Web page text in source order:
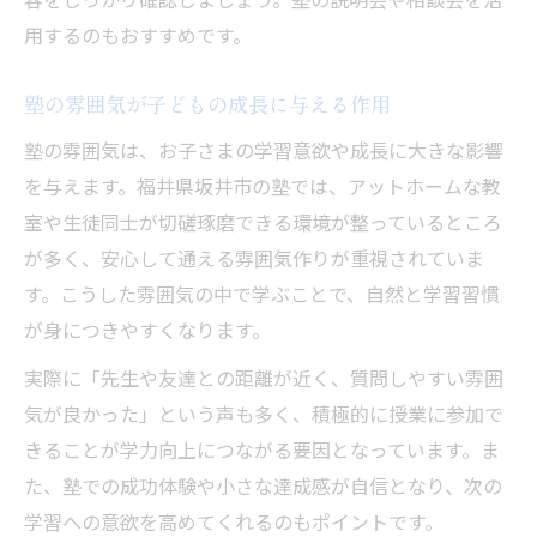
用するのもおすすめです。
塾の雰囲気が子どもの成長に与える作用
塾の雰囲気は、お子さまの学習意欲や成長に大きな影響
を与えます。福井県坂井市の塾では、アットホームな教
室や生徒同士が切磋琢磨できる環境が整っているところ
が多く、安心して通える雰囲気作りが重視されていま
す。こうした雰囲気の中で学ぶことで、自然と学習習慣
が身につきやすくなります。
実際に「先生や友達との距離が近く、質問しやすい雰囲
気が良かった」という声も多く、積極的に授業に参加で
きることが学力向上につながる要因となっています。ま
た、塾での成功体験や小さな達成感が自信となり、次の
学習への意欲を高めてくれるのもポイントです。